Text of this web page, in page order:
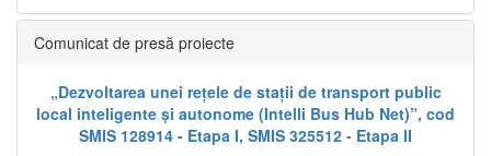
Comunicat de presă proiecte
„Dezvoltarea unei rețele de stații de transport public
local inteligente și autonome (Intelli Bus Hub Net)”, cod
SMIS 128914 - Etapa I, SMIS 325512 - Etapa II